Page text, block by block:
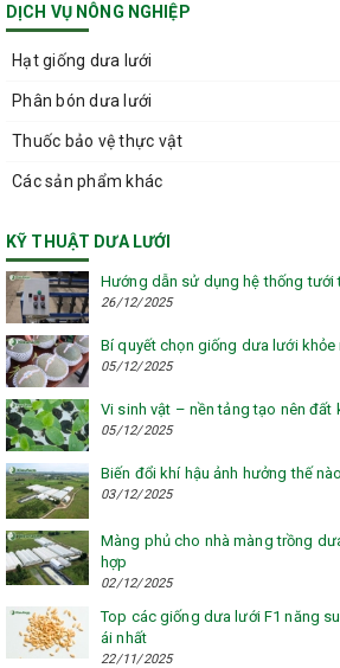
DỊCH VỤ NÔNG NGHIỆP
Hạt giống dưa lưới
Phân bón dưa lưới
Thuốc bảo vệ thực vật
Các sản phẩm khác
KỸ THUẬT DƯA LƯỚI
Hướng dẫn sử dụng hệ thống
26/12/2025
Bí quyết chọn giống dưa lưới
05/12/2025
Vi sinh vật – nền tảng tạo nên đất
05/12/2025
Biến đổi khí hậu ảnh hưởng thế
03/12/2025
Màng phủ cho nhà màng trồng
hợp
02/12/2025
Top các giống dưa lưới F1 năng
ái nhất
22/11/2025